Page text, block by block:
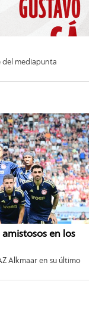
del mediapunta
en los
Alkmaar en su último